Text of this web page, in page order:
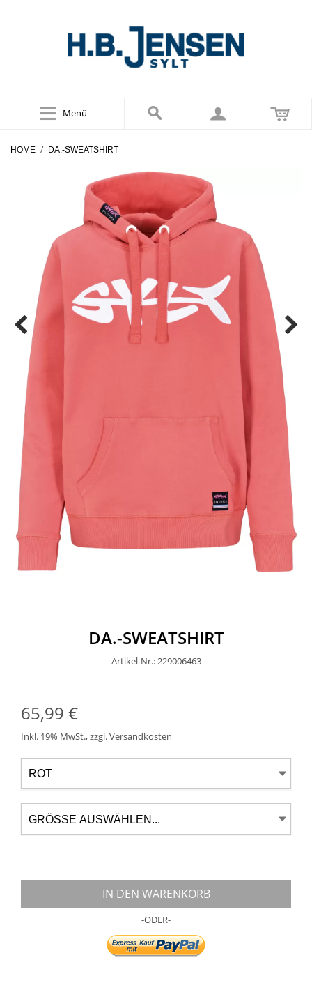
Menü
HOME / DA.-SWEATSHIRT
DA.-SWEATSHIRT
Artikel-Nr.: 229006463
65,99 €
Inkl. 19% MwSt.,zzgl.Versandkosten
IN DEN WARENKORB
-ODER-